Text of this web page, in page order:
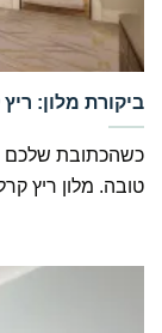
‏ביקורת מלון:
טובה. מלון ריץ